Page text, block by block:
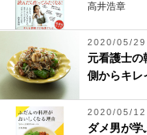
高井浩章
2020/05/29
元看護士の
側からキレ
2020/05/12
ダメ男が学